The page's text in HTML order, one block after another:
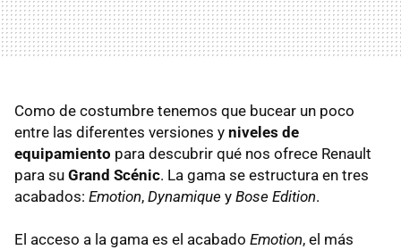
Como de costumbre tenemos que bucear un poco
entre las diferentes versiones y niveles de
equipamiento para descubrir qué nos ofrece Renault
para su Grand Scénic. La gama se estructura en tres
acabados: Emotion, Dynamique y Bose Edition.
El acceso a la gama es el acabado Emotion, el más